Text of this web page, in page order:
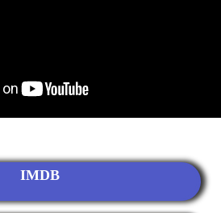
IMDB